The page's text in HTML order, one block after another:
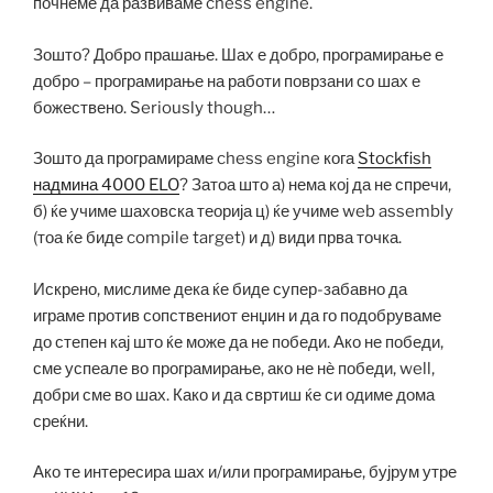
Зошто? Добро прашање. Шах е добро, програмирање е
добро – програмирање на работи поврзани со шах е
божествено. Seriously though…
Зошто да програмираме chess engine когаStockfish
надмина 4000 ELO? Затоа што а) нема кој да не спречи,
б) ќе учиме шаховска теорија ц) ќе учиме web assembly
(тоа ќе биде compile target) и д) види прва точка.
Искрено, мислиме дека ќе биде супер-забавно да
играме против сопствениот енџин и да го подобруваме
до степен кај што ќе може да не победи. Ако не победи,
сме успеале во програмирање, ако не нѐ победи, well,
добри сме во шах. Како и да свртиш ќе си одиме дома
среќни.
Ако те интересира шах и/или програмирање, бујрум утре